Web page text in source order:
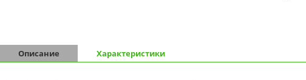
Описание Характеристики